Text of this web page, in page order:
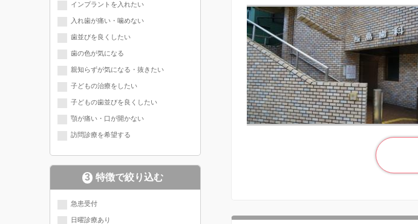
インプラントを入れたい
入れ歯が痛い・噛めない
歯並びを良くしたい
歯の色が気になる
親知らずが気になる・抜きたい
子どもの治療をしたい
子どもの歯並びを良くしたい
顎が痛い・口が開かない
訪問診療を希望する
3 特徴で絞り込む
急患受付
日曜診療あり